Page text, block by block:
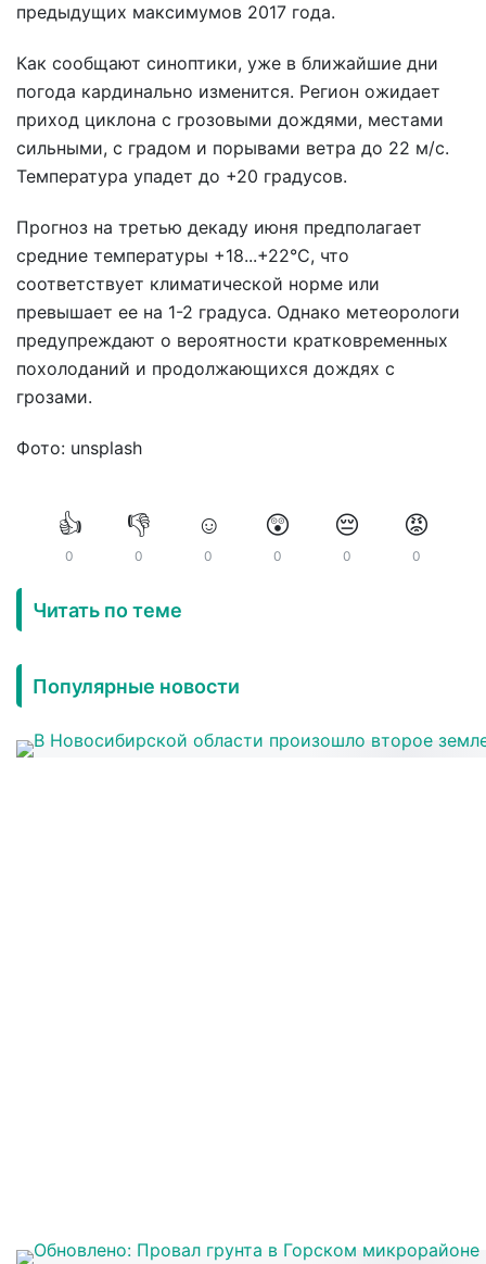
предыдущих максимумов 2017 года.
Как сообщают синоптики, уже в ближайшие дни
погода кардинально изменится. Регион ожидает
приход циклона с грозовыми дождями, местами
сильными, с градом и порывами ветра до 22 м/с.
Температура упадет до +20 градусов.
Прогноз на третью декаду июня предполагает
средние температуры +18...+22°C, что
соответствует климатической норме или
превышает ее на 1-2 градуса. Однако метеорологи
предупреждают о вероятности кратковременных
похолоданий и продолжающихся дождях с
грозами.
Фото: unsplash
👍
0
👎
0
☺️
0
😲
0
😔
0
😡
0
Читать по теме
Популярные новости